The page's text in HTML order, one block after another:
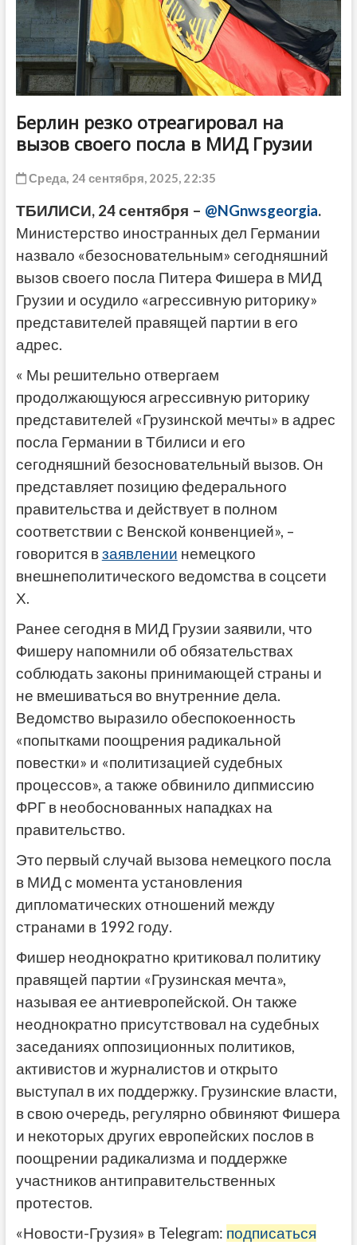
Берлин резко отреагировал на
вызов своего посла в МИД Грузии
Среда, 24 сентября, 2025, 22:35
ТБИЛИСИ, 24 сентября – @NGnwsgeorgia.
Министерство иностранных дел Германии
назвало «безосновательным» сегодняшний
вызов своего посла Питера Фишера в МИД
Грузии и осудило «агрессивную риторику»
представителей правящей партии в его
адрес.
« Мы решительно отвергаем
продолжающуюся агрессивную риторику
представителей «Грузинской мечты» в адрес
посла Германии в Тбилиси и его
сегодняшний безосновательный вызов. Он
представляет позицию федерального
правительства и действует в полном
соответствии с Венской конвенцией», –
говорится взаявлении немецкого
внешнеполитического ведомства в соцсети
Х.
Ранее сегодня в МИД Грузии заявили, что
Фишеру напомнили об обязательствах
соблюдать законы принимающей страны и
не вмешиваться во внутренние дела.
Ведомство выразило обеспокоенность
«попытками поощрения радикальной
повестки» и «политизацией судебных
процессов», а также обвинило дипмиссию
ФРГ в необоснованных нападках на
правительство.
Это первый случай вызова немецкого посла
в МИД с момента установления
дипломатических отношений между
странами в 1992 году.
Фишер неоднократно критиковал политику
правящей партии «Грузинская мечта»,
называя ее антиевропейской. Он также
неоднократно присутствовал на судебных
заседаниях оппозиционных политиков,
активистов и журналистов и открыто
выступал в их поддержку. Грузинские власти,
в свою очередь, регулярно обвиняют Фишера
и некоторых других европейских послов в
поощрении радикализма и поддержке
участников антиправительственных
протестов.
«Новости-Грузия» в Telegram: подписаться